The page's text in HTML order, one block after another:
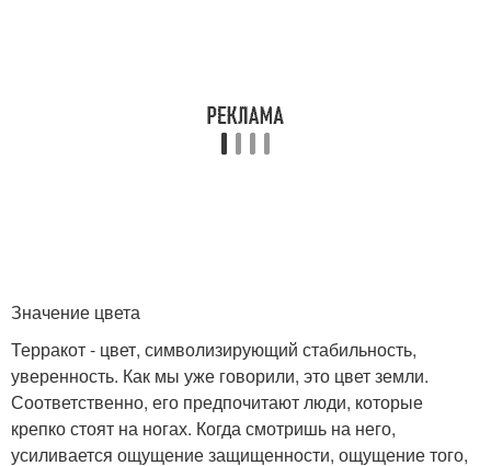
Значение цвета
Терракот - цвет, символизирующий стабильность,
уверенность. Как мы уже говорили, это цвет земли.
Соответственно, его предпочитают люди, которые
крепко стоят на ногах. Когда смотришь на него,
усиливается ощущение защищенности, ощущение того,